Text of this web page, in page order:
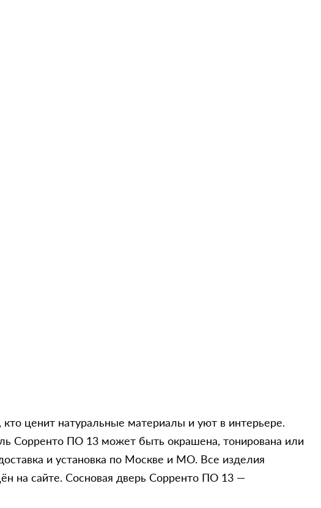
ценит натуральные материалы и уют в интерьере.
Сорренто ПО 13 может быть окрашена, тонирована или
и установка по Москве и МО. Все изделия
на сайте. Сосновая дверь Сорренто ПО 13 —